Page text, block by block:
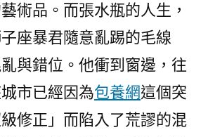
術品。而張水瓶的人生，
座暴君隨意亂踢的毛線
與錯位。他衝到窗邊，往
市已經因為包養網這個突
修正」而陷入了荒謬的混